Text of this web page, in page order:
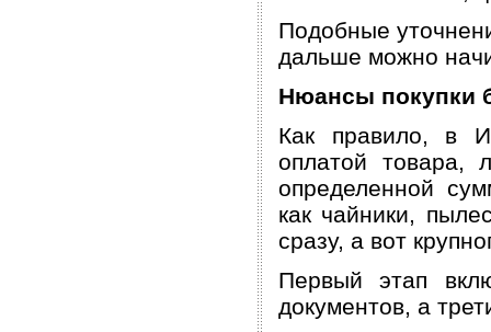
Подобные
дальше можно
Нюансы покупки
Как правило, в
оплатой товара,
определенной
как чайники,
сразу, а вот
Первый этап
документов, а